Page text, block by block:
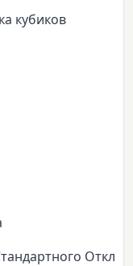
кубиков